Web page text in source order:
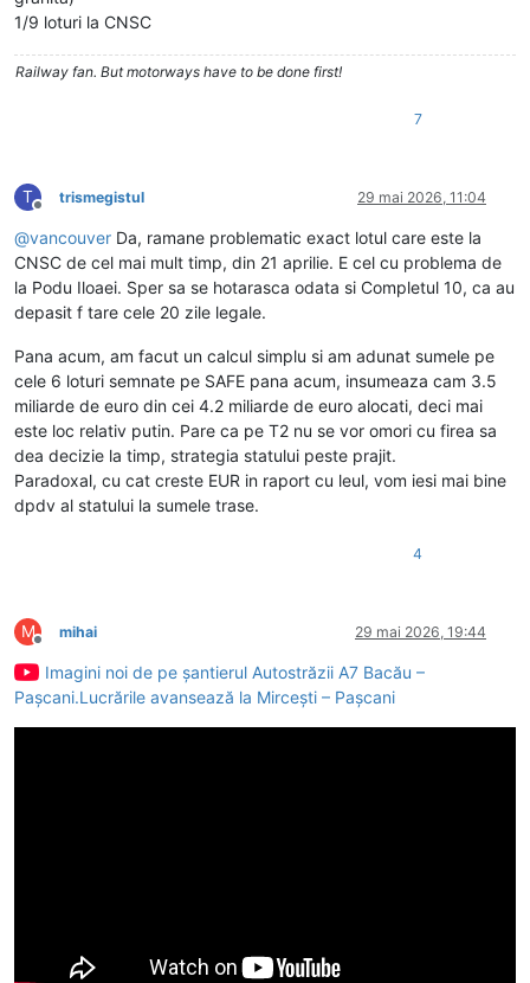
1/9 loturi la CNSC
Railway fan. But motorways have to be done first!
7
T
Deconectat
trismegistul 29 mai 2026, 11:04
@vancouver Da, ramane problematic exact lotul care este la
CNSC de cel mai mult timp, din 21 aprilie. E cel cu problema de
la Podu Iloaei. Sper sa se hotarasca odata si Completul 10, ca au
depasit f tare cele 20 zile legale.
Pana acum, am facut un calcul simplu si am adunat sumele pe
cele 6 loturi semnate pe SAFE pana acum, insumeaza cam 3.5
miliarde de euro din cei 4.2 miliarde de euro alocati, deci mai
este loc relativ putin. Pare ca pe T2 nu se vor omori cu firea sa
dea decizie la timp, strategia statului peste prajit.
Paradoxal, cu cat creste EUR in raport cu leul, vom iesi mai bine
dpdv al statului la sumele trase.
4
M
Deconectat
mihai 29 mai 2026, 19:44
Imagini noi de pe șantierul Autostrăzii A7 Bacău –
Pașcani.Lucrările avansează la Mircești – Pașcani